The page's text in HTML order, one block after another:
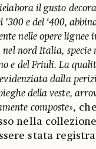
il gusto
e del ‘400,
nelle opere lignee
nel nord Italia, specie
e del Friuli. La
dalla
della veste,
composte»,
nella
stata